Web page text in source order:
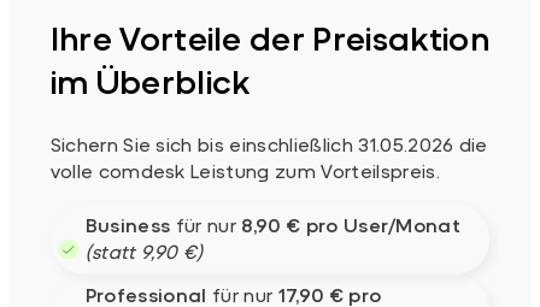
Ihre Vorteile der Preisaktion
im Überblick
Sichern Sie sich bis einschließlich 31.05.2026 die
volle comdesk Leistung zum Vorteilspreis.
Business für nur 8,90 € pro User/Monat
(statt 9,90 €)
Professional für nur 17,90 € pro